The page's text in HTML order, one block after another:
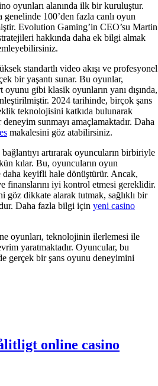
oyunları alanında ilk bir kuruluştur.
100’den fazla canlı oyun
Evolution Gaming’in CEO’su Martin
hakkında daha ek bilgi almak
standartlı video akışı ve profesyonel
bir yaşantı sunar. Bu oyunlar,
gibi klasik oyunların yanı dışında,
2024 tarihinde, birçok şans
teknolojisini katkıda bulunarak
sunmayı amaçlamaktadır. Daha
makalesini göz atabilirsiniz.
artırarak oyuncuların birbiriyle
kılar. Bu, oyuncuların oyun
keyifli hale dönüştürür. Ancak,
finanslarını iyi kontrol etmesi gereklidir.
dikkate alarak tutmak, sağlıklı bir
Daha fazla bilgi için yeni casino
oyunları, teknolojinin ilerlemesi ile
yaratmaktadır. Oyuncular, bu
gerçek bir şans oyunu deneyimini
online casino